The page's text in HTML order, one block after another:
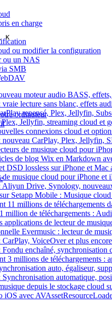
K
moteur audio BASS,
lecture sans blanc, effets
repensé, Plex, Jellyfin,
Jellyfin, streaming cloud et
connexions cloud et
CarPlay, Plex, Jellyfin,
de musique cloud pour
de blog Wix en Markdown
DSD lossless sur iPhone et Mac
musique cloud pour iPhone et
Aliyun Drive, Synology,
Setapp Mobile : Musique
11 millions de téléchargements
million de téléchargements :
applications de lecteur de
Evermusic : lecteur de
VoiceOver et plus encore
enchaîné, synchronisation
3 millions de téléchargements :
auto, égaliseur,
automatique,
depuis le stockage cloud
iOS avec
en charge
ou modifier la configuration
ou un NAS
SMB
ordinateur